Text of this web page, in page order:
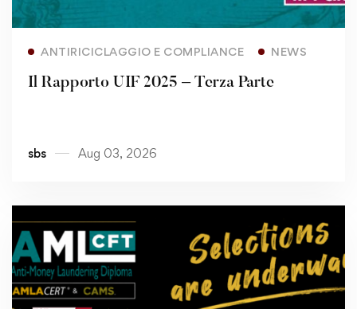
ANTIRICICLAGGIO E COMPLIANCE NEWS
Il Rapporto UIF 2025 – Terza Parte
sbs Aug 03, 2026